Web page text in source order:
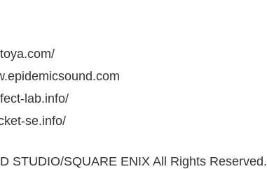
lab.info/
se.info/
STUDIO/SQUARE ENIX All Rights Reserved.